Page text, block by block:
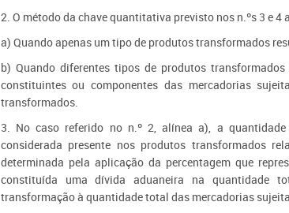
2. O método da chave quantitativa previsto nos n.ºs 3 e 4
a) Quando apenas um tipo de produtos transformados
b) Quando diferentes tipos de produtos
constituintes ou componentes das mercadorias
transformados.
3. No caso referido no n.º 2, alínea a), a
considerada presente nos produtos transformados
determinada pela aplicação da percentagem que
constituída uma dívida aduaneira na quantidade
transformação à quantidade total das mercadorias